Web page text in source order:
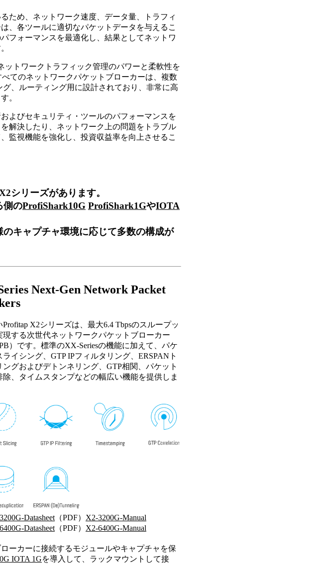
ため、ネットワーク速度、データ量、トラフィ
、各ツールに適切なパケットデータを与えるこ
フォーマンスを最適化し、結果としてネットワ
ットワークトラフィック管理のパワーと柔軟性を
てのネットワークパケットブローカーは、複数
、ルーティング用に設計されており、非常に高
。
よびセキュリティ・ツールのパフォーマンスを
解決したり、ネットワーク上の問題をトラブル
監視機能を強化し、投資収益率を向上させるこ
シリーズがあります。
側のProfiShark10G ProfiShark1GやIOTA
キャプチャ環境に応じて多数の構成が
Next-Gen Network Packet
Profitap X2シリーズは、最大6.4 Tbpsのスループッ
現する次世代ネットワークパケットブローカー
）です。標準のXX-Seriesの機能に加えて、パケ
ライシング、GTP IPフィルタリング、ERSPANト
ングおよびデトンネリング、GTP相関、パケット
除、タイムスタンプなどの幅広い機能を提供しま
Datasheet （PDF） X2-3200G-Manual
Datasheet （PDF） X2-6400G-Manual
ーカーに接続するモジュールやキャプチャを保
IOTA 1Gを導入して、ラックマウントして接